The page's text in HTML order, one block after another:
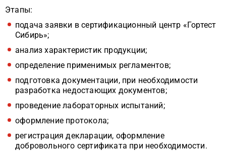
Этапы:
подача заявки в сертификационный центр «Гортест
Сибирь»;
анализ характеристик продукции;
определение применимых регламентов;
подготовка документации, при необходимости
разработка недостающих документов;
проведение лабораторных испытаний;
оформление протокола;
регистрация декларации, оформление
добровольного сертификата при необходимости.